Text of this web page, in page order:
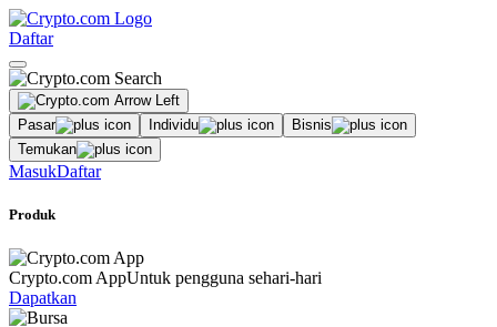
Daftar
Pasar Individu
Bisnis
Temukan
MasukDaftar
Produk
Crypto.com AppUntuk pengguna sehari-hari
Dapatkan